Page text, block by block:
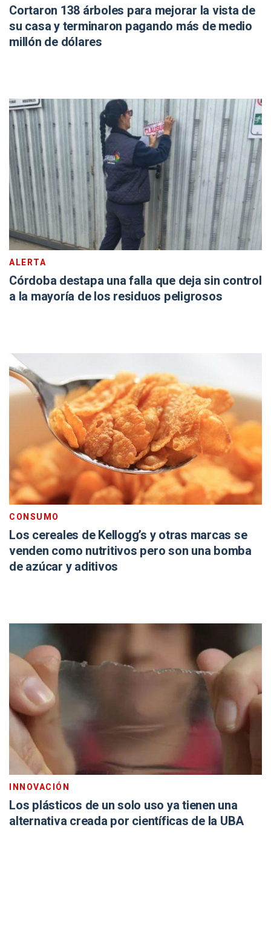
Cortaron 138 árboles para mejorar la vista de
su casa y terminaron pagando más de medio
millón de dólares
ALERTA
Córdoba destapa una falla que deja sin control
a la mayoría de los residuos peligrosos
CONSUMO
Los cereales de Kellogg’s y otras marcas se
venden como nutritivos pero son una bomba
de azúcar y aditivos
INNOVACIÓN
Los plásticos de un solo uso ya tienen una
alternativa creada por científicas de la UBA